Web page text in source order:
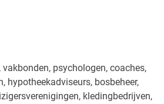
psychologen, coaches,
hypotheekadviseurs, bosbeheer,
kledingbedrijven,